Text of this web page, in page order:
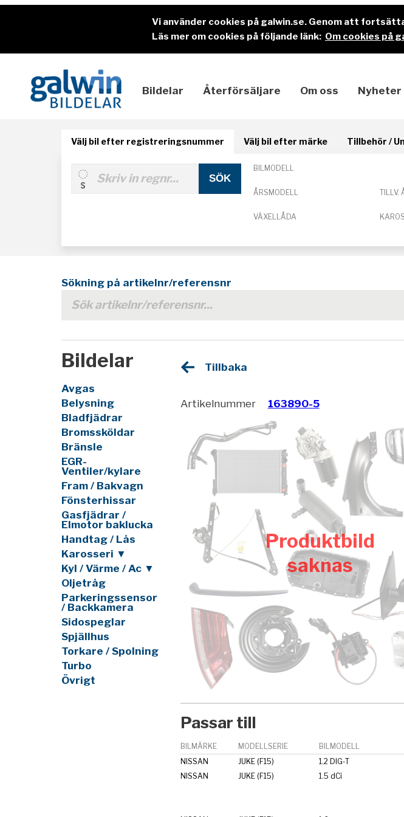
Vi använder cookies på galwin.se. Genom att
Läs mer om cookies på följande länk: Om cookies på
Bildelar Återförsäljare Om oss Nyheter
Välj bil efter registreringsnummer Välj bil efter märke Tillbehör /
BILMODELL
ÅRSMODELL TILLV.
VÄXELLÅDA
Sökning på artikelnr/referensnr
Bildelar
Avgas
Belysning
Bladfjädrar
Bromssköldar
Bränsle
EGR-
Ventiler/kylare
Fram / Bakvagn
Fönsterhissar
Gasfjädrar /
Elmotor baklucka
Handtag / Lås
Karosseri ▼
Kyl / Värme / Ac ▼
Oljetråg
Parkeringssensor
/ Backkamera
Sidospeglar
Spjällhus
Torkare / Spolning
Turbo
Övrigt
Tillbaka
Artikelnummer 163890-5
Produktbild
saknas
Passar till
BILMÄRKE MODELLSERIE BILMODELL
NISSAN
JUKE (F15) 1.2 DIG-T
NISSAN
JUKE (F15) 1.5 dCi